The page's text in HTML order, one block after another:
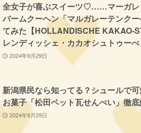
全女子が喜ぶスイーツ♡……マーガレ
バームクーヘン「マルガレーテンク
てみた【HOLLANDISCHE KAKAO-
レンディッシェ・カカオシュトゥーべ
2024年9月29日
新潟県民なら知ってる？シュールで
お菓子「松田ペット瓦せんべい」徹底
2024年9月29日